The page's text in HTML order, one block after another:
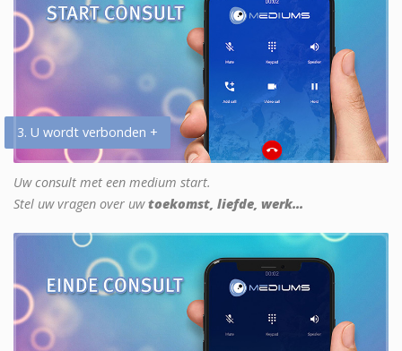
3. U wordt verbonden +
Uw consult met een medium start.
Stel uw vragen over uwtoekomst, liefde, werk...